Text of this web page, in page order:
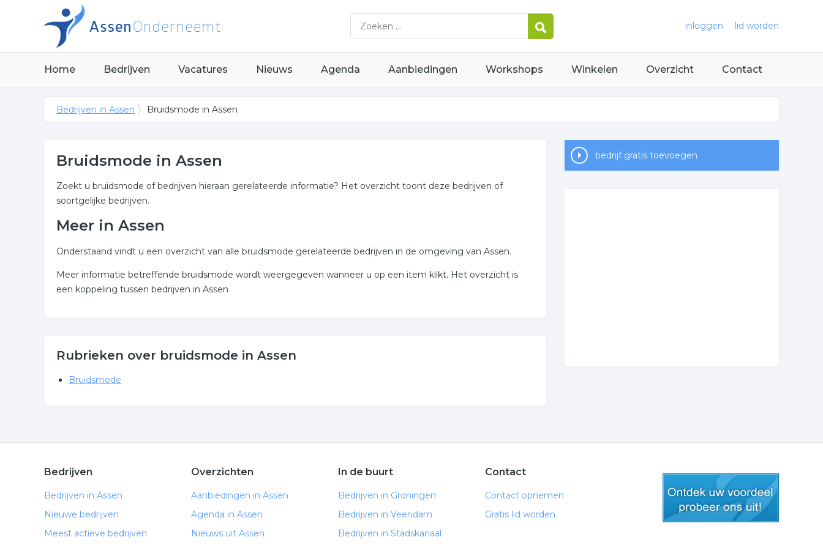
inloggen lid worden
Home Bedrijven Vacatures Nieuws Agenda Aanbiedingen Workshops Winkelen Overzicht Contact
Bedrijven in Assen Bruidsmode in Assen
Bruidsmode in Assen
Zoekt u bruidsmode of bedrijven hieraan gerelateerde informatie? Het overzicht toont deze bedrijven of
soortgelijke bedrijven.
Meer in Assen
Onderstaand vindt u een overzicht van alle bruidsmode gerelateerde bedrijven in de omgeving van Assen.
Meer informatie betreffende bruidsmode wordt weergegeven wanneer u op een item klikt. Het overzicht is
een koppeling tussen bedrijven in Assen
Rubrieken over bruidsmode in Assen
Bruidsmode
bedrijf gratis toevoegen
Bedrijven
Bedrijven in Assen
Nieuwe bedrijven
Meest actieve bedrijven
Overzichten
Aanbiedingen in Assen
Agenda in Assen
Nieuws uit Assen
In de buurt
Bedrijven in Groningen
Bedrijven in Veendam
Bedrijven in Stadskanaal
Contact
Contact opnemen
Gratis lid worden